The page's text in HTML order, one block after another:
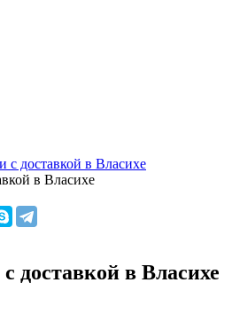
с доставкой в Власихе
в Власихе
доставкой в Власихе